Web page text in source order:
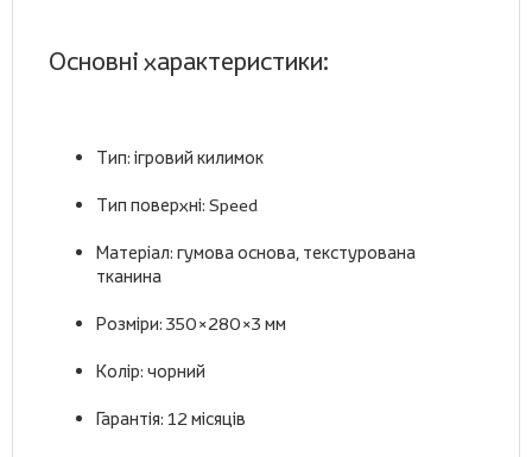
Основні характеристики:
Тип: ігровий килимок
Тип поверхні: Speed
Матеріал: гумова основа, текстурована
тканина
Розміри: 350×280×3 мм
Колір: чорний
Гарантія: 12 місяців